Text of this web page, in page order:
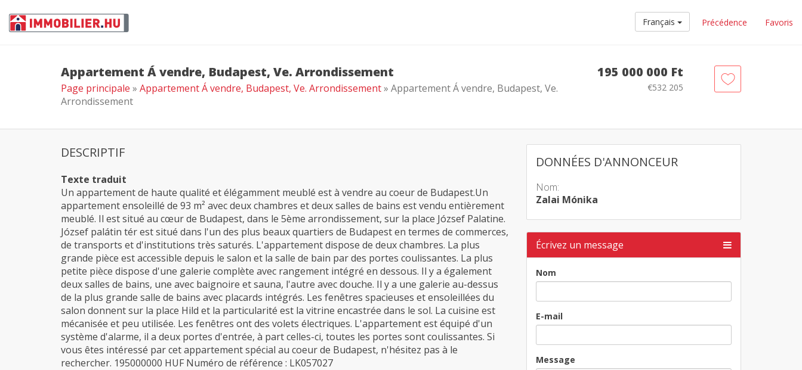
Français Précédence Favoris
Appartement Á vendre, Budapest, Ve. Arrondissement
Page principale » Appartement Á vendre, Budapest, Ve. Arrondissement» Appartement Á vendre, Budapest, Ve.
Arrondissement
195 000 000 Ft
€532 205
DONNÉES D'ANNONCEUR
Nom:
Zalai Mónika
Écrivez un message
Nom
E-mail
Message
DESCRIPTIF
Texte traduit
Un appartement de haute qualité et élégamment meublé est à vendre au coeur de Budapest.Un
appartement ensoleillé de 93 m² avec deux chambres et deux salles de bains est vendu entièrement
meublé. Il est situé au cœur de Budapest, dans le 5ème arrondissement, sur la place József Palatine.
József palátin tér est situé dans l'un des plus beaux quartiers de Budapest en termes de commerces,
de transports et d'institutions très saturés. L'appartement dispose de deux chambres. La plus
grande pièce est accessible depuis le salon et la salle de bain par des portes coulissantes. La plus
petite pièce dispose d'une galerie complète avec rangement intégré en dessous. Il y a également
deux salles de bains, une avec baignoire et sauna, l'autre avec douche. Il y a une galerie au-dessus
de la plus grande salle de bains avec placards intégrés. Les fenêtres spacieuses et ensoleillées du
salon donnent sur la place Hild et la particularité est la vitrine encastrée dans le sol. La cuisine est
mécanisée et peu utilisée. Les fenêtres ont des volets électriques. L'appartement est équipé d'un
système d'alarme, il a deux portes d'entrée, à part celles-ci, toutes les portes sont coulissantes. Si
vous êtes intéressé par cet appartement spécial au coeur de Budapest, n'hésitez pas à le
rechercher. 195000000 HUF Numéro de référence : LK057027